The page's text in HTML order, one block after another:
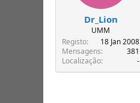
Dr_Lion
UMM
Registo
18 Jan 2008
Mensagens
381
Localização
-